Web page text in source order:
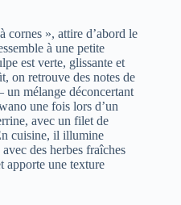
cornes », attire d’abord le
à une petite
est verte, glissante et
on retrouve des notes de
mélange déconcertant
une fois lors d’un
avec un filet de
cuisine, il illumine
des herbes fraîches
apporte une texture